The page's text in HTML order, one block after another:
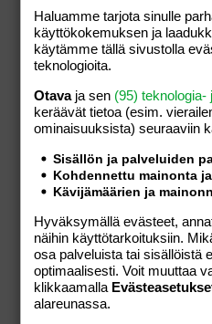
Vanajanlinnantie 485,
Tällä kauppiaalla ei ole
Haluamme tarjota sinulle
käyttökokemuksen ja
käytämme tällä sivustolla
teknologioita.
Otavaja sen (95)
keräävät tietoa (esim.
ominaisuuk­sista) seuraaviin
Sisällön ja palveluiden
Kohdennettu mainonta
Kävijämäärien ja
Hyväksymällä evästeet,
näihin käyttötarkoituksiin.
osa palveluista tai sisällöistä
optimaalisesti. Voit muuttaa
klikkaamalla
alareunassa.